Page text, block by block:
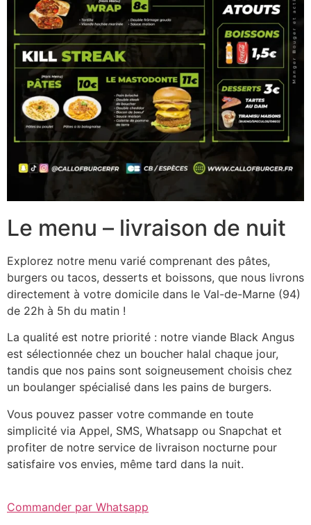
Le menu – livraison de nuit
Explorez notre menu varié comprenant des pâtes,
burgers ou tacos, desserts et boissons, que nous livrons
directement à votre domicile dans le Val-de-Marne (94)
de 22h à 5h du matin !
La qualité est notre priorité : notre viande Black Angus
est sélectionnée chez un boucher halal chaque jour,
tandis que nos pains sont soigneusement choisis chez
un boulanger spécialisé dans les pains de burgers.
Vous pouvez passer votre commande en toute
simplicité via Appel, SMS, Whatsapp ou Snapchat et
profiter de notre service de livraison nocturne pour
satisfaire vos envies, même tard dans la nuit.
Commander par Whatsapp